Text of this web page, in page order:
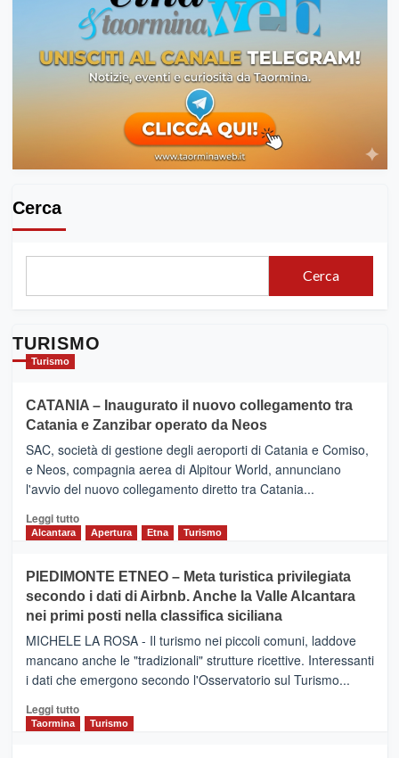
Cerca
Cerca
TURISMO
Turismo
CATANIA – Inaugurato il nuovo collegamento tra
Catania e Zanzibar operato da Neos
SAC, società di gestione degli aeroporti di Catania e Comiso,
e Neos, compagnia aerea di Alpitour World, annunciano
l'avvio del nuovo collegamento diretto tra Catania...
Leggi tuttoLeggi
CATANIA
–
Inaugurato
il
nuovo
collegamento
tra
e
Zanzibar
Alcantara Apertura Etna Turismo
PIEDIMONTE ETNEO – Meta turistica privilegiata
secondo i dati di Airbnb. Anche la Valle Alcantara
nei primi posti nella classifica siciliana
MICHELE LA ROSA - Il turismo nei piccoli comuni, laddove
mancano anche le "tradizionali" strutture ricettive. Interessanti
i dati che emergono secondo l'Osservatorio sul Turismo...
Leggi tuttoLeggi
Taormina Turismo